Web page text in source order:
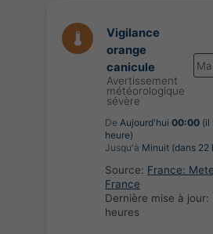
Vigilance
orange
canicule
Avertissement
météorologique
sévère
De Aujourd'hui 00:00 (il
heure)
Jusqu'à Minuit (dans 22
Source: France:
France
Dernière mise à jour:
heures